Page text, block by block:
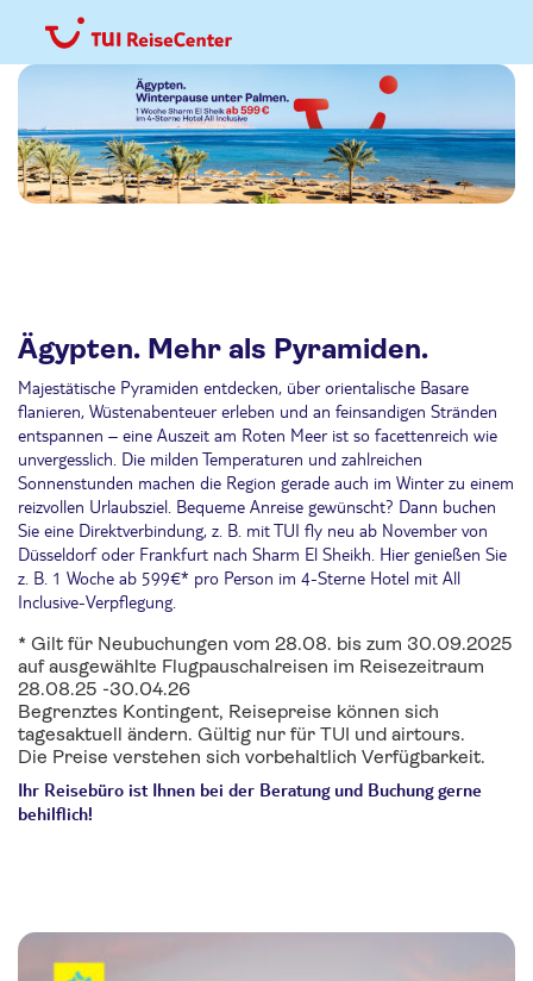
Ägypten. Mehr als Pyramiden.
Majestätische Pyramiden entdecken, über orientalische Basare
flanieren, Wüstenabenteuer erleben und an feinsandigen Stränden
entspannen – eine Auszeit am Roten Meer ist so facettenreich wie
unvergesslich. Die milden Temperaturen und zahlreichen
Sonnenstunden machen die Region gerade auch im Winter zu einem
reizvollen Urlaubsziel. Bequeme Anreise gewünscht? Dann buchen
Sie eine Direktverbindung, z. B. mit TUI fly neu ab November von
Düsseldorf oder Frankfurt nach Sharm El Sheikh. Hier genießen Sie
z. B. 1 Woche ab 599€* pro Person im 4-Sterne Hotel mit All
Inclusive-Verpflegung.
* Gilt für Neubuchungen vom 28.08. bis zum 30.09.2025
auf ausgewählte Flugpauschalreisen im Reisezeitraum
28.08.25 -30.04.26
Begrenztes Kontingent, Reisepreise können sich
tagesaktuell ändern. Gültig nur für TUI und airtours.
Die Preise verstehen sich vorbehaltlich Verfügbarkeit.
Ihr Reisebüro ist Ihnen bei der Beratung und Buchung gerne
behilflich!